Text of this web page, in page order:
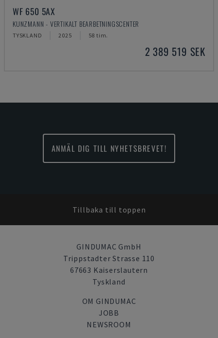
WF 650 5AX
KUNZMANN - VERTIKALT BEARBETNINGSCENTER
TYSKLAND 2025 58 tim.
2 389 519 SEK
ANMÄL DIG TILL NYHETSBREVET!
Tillbaka till toppen
GINDUMAC GmbH
Trippstadter Strasse 110
67663 Kaiserslautern
Tyskland
OM GINDUMAC
JOBB
NEWSROOM